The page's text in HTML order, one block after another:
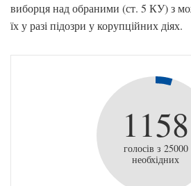
виборця над обраними (ст. 5 КУ) з
їх у разі підозри у корупційних діях.
1158
голосів з 25000
необхідних